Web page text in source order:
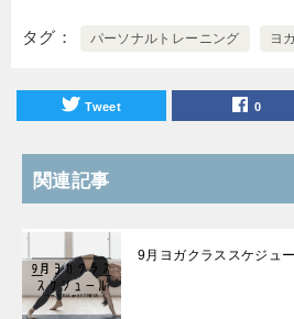
タグ パーソナルトレーニング ヨ
Tweet 0
関連記事
9月ヨガクラススケジュ